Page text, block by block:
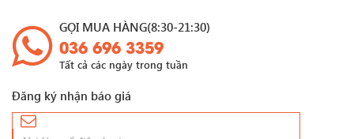
GỌI MUA HÀNG(8:30-21:30)
036 696 3359
Tất cả các ngày trong tuần
Đăng ký nhận báo giá